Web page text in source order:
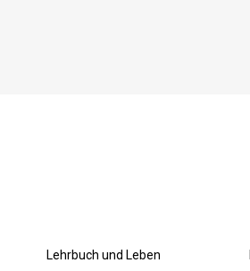
Lehrbuch und Leben